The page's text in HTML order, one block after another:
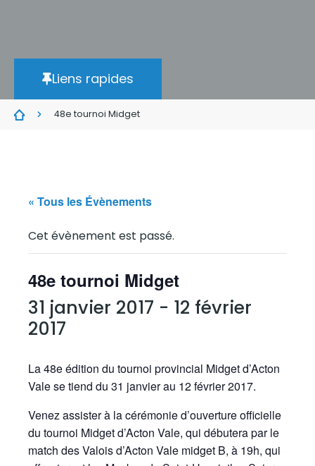
Liens rapides
48e tournoi Midget
« Tous les Évènements
Cet évènement est passé.
48e tournoi Midget
31 janvier 2017 - 12 février
2017
La 48e édition du tournoi provincial Midget d’Acton
Vale se tiend du 31 janvier au 12 février 2017.
Venez assister à la cérémonie d’ouverture officielle
du tournoi Midget d’Acton Vale, qui débutera par le
match des Valois d’Acton Vale midget B, à 19h, qui